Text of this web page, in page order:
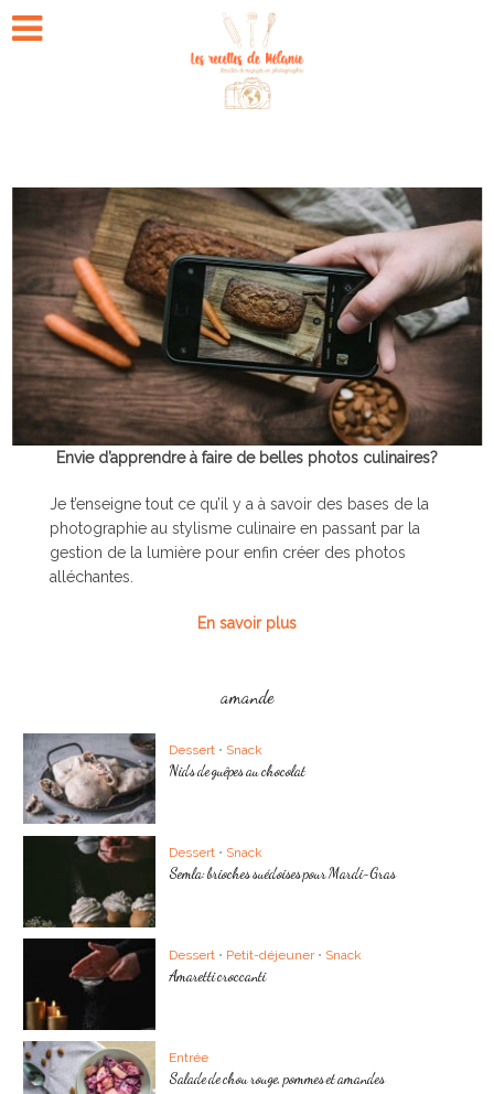
Envie d’apprendre à faire de belles photos culinaires?
Je t’enseigne tout ce qu’il y a à savoir des bases de la
photographie au stylisme culinaire en passant par la
gestion de la lumière pour enfin créer des photos
alléchantes.
En savoir plus
amande
Dessert • Snack
Nids de guêpes au chocolat
Dessert • Snack
Semla: brioches suédoises pour Mardi-Gras
Dessert • Petit-déjeuner • Snack
Amaretti croccanti
Entrée
Salade de chou rouge, pommes et amandes